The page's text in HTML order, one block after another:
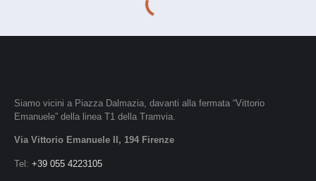
Siamo vicini a Piazza Dalmazia, davanti alla fermata “Vittorio
Emanuele” della linea T1 della Tramvia.
Via Vittorio Emanuele II, 194 Firenze
Tel: +39 055 4223105